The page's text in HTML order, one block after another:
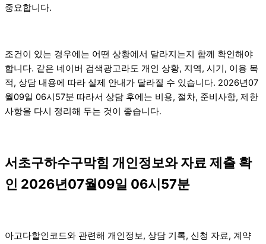
중요합니다.
조건이 있는 경우에는 어떤 상황에서 달라지는지 함께 확인해야
합니다. 같은 네이버 검색광고라도 개인 상황, 지역, 시기, 이용 목
적, 상담 내용에 따라 실제 안내가 달라질 수 있습니다. 2026년07
월09일 06시57분 따라서 상담 후에는 비용, 절차, 준비사항, 제한
사항을 다시 정리해 두는 것이 좋습니다.
서초구하수구막힘 개인정보와 자료 제출 확
인 2026년07월09일 06시57분
아고다할인코드와 관련해 개인정보, 상담 기록, 신청 자료, 계약